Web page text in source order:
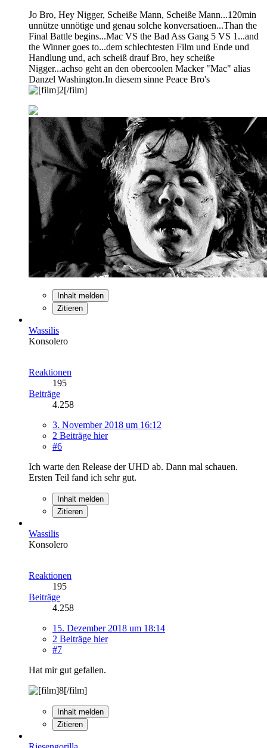
Jo Bro, Hey Nigger, Scheiße Mann, Scheiße Mann...120min
unnütze unnötige und genau solche konversatioen...Than the
Final Battle begins...Mac VS the Bad Ass Gang 5 VS 1...and
the Winner goes to...dem schlechtesten Film und Ende und
Handlung und, ach scheiß drauf Bro, hey scheiße
Nigger...achso geht an den obercoolen Macker "Mac" alias
Danzel Washington.In diesem sinne Peace Bro's
Inhalt melden
Zitieren
Wassilis
Konsolero
Reaktionen
195
Beiträge
4.258
3. November 2018 um 16:12
2 Beiträge hier
#6
Ich warte den Release der UHD ab. Dann mal schauen.
Ersten Teil fand ich sehr gut.
Inhalt melden
Zitieren
Wassilis
Konsolero
Reaktionen
195
Beiträge
4.258
15. Dezember 2018 um 18:14
2 Beiträge hier
#7
Hat mir gut gefallen.
Inhalt melden
Zitieren